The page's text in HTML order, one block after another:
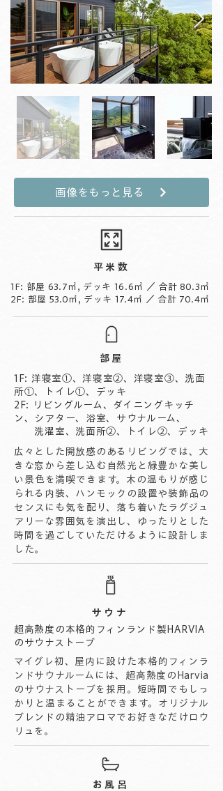
画像をもっと見る
平米数
1F: 部屋 63.7㎡, デッキ 16.6㎡ ／ 合計 80.3㎡
2F: 部屋 53.0㎡, デッキ 17.4㎡ ／ 合計 70.4㎡
部屋
1F: 洋寝室①、洋寝室②、洋寝室③、洗面
所①、トイレ①、デッキ
2F: リビングルーム、ダイニングキッチ
ン、シアター、浴室、サウナルーム、
洗濯室、洗面所②、トイレ②、デッキ
広々とした開放感のあるリビングでは、大
きな窓から差し込む自然光と緑豊かな美し
い景色を満喫できます。木の温もりが感じ
られる内装、ハンモックの設置や装飾品の
センスにも気を配り、落ち着いたラグジュ
アリーな雰囲気を演出し、ゆったりとした
時間を過ごしていただけるように設計しま
した。
サウナ
超高熱度の本格的フィンランド製HARVIA
のサウナストーブ
マイグレ初、屋内に設けた本格的フィンラ
ンドサウナルームには、超高熱度のHarvia
のサウナストーブを採用。短時間でもしっ
かりと温まることができます。オリジナル
ブレンドの精油アロマでお好きなだけロウ
リュを。
お風呂